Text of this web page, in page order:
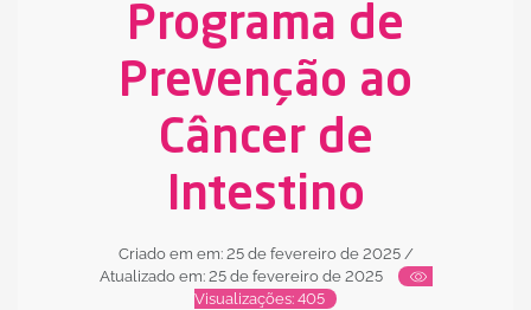
Programa de
Prevenção ao
Câncer de
Intestino
Criado em em: 25 de fevereiro de 2025 /
Atualizado em: 25 de fevereiro de 2025
Visualizações: 405